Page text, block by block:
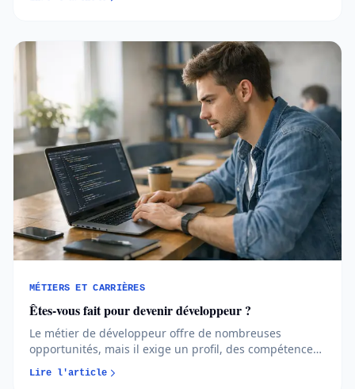
les sources et à croiser les informations, vous
MÉTIERS ET CARRIÈRES
Êtes-vous fait pour devenir développeur ?
Le métier de développeur offre de nombreuses
opportunités, mais il exige un profil, des compétences
et un parcours cohérents. Avant de vous lancer, mieux
vaut comprendre les réalités du métier et vérifier s’il
Lire l'article